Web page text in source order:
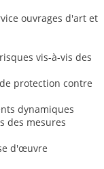
ouvrages d'art et
vis-à-vis des
protection contre
dynamiques
des mesures
d'œuvre